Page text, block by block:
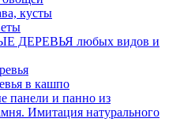
кусты
ДЕРЕВЬЯ любых видов и
в кашпо
панели и панно из
Имитация натурального